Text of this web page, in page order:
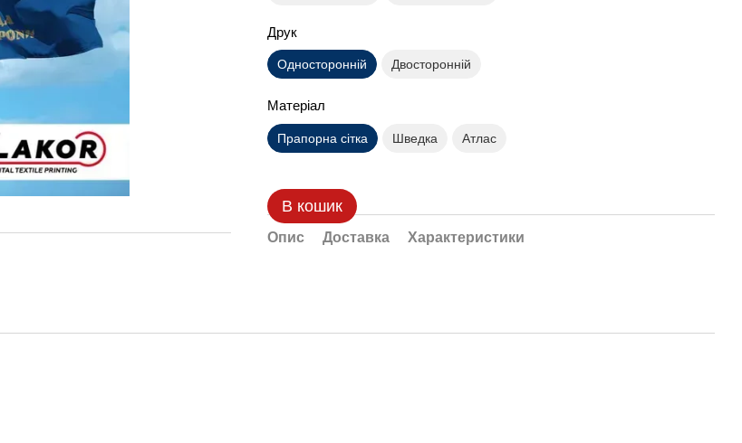
Друк
Односторонній Двосторонній
Матеріал
Прапорна сітка Шведка Атлас
В кошик
Опис Доставка Характеристики